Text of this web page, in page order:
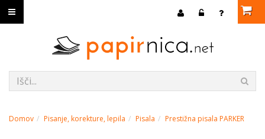
Domov Pisanje, korekture, lepila Pisala Prestižna pisala PARKER